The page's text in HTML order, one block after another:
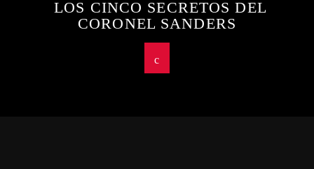
LOS CINCO SECRETOS DEL
CORONEL SANDERS